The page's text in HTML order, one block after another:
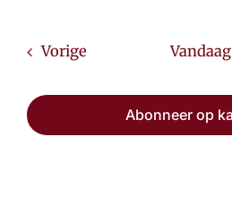
VorigeEvenementenVandaag
Abonneer op